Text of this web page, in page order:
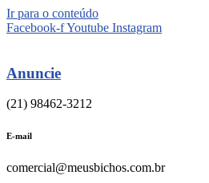
Ir para o conteúdo
Facebook-fYoutube Instagram
Anuncie
(21) 98462-3212
E-mail
comercial@meusbichos.com.br